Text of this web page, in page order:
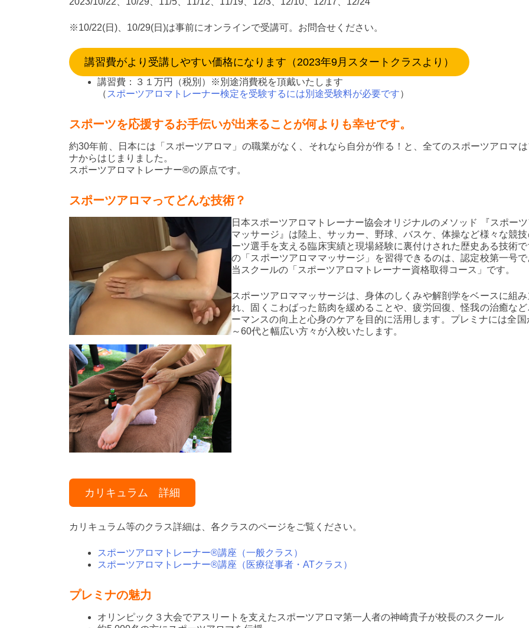
※10/22(日)、10/29(日)は事前にオンラインで受講可。お問合せください。
講習費がより受講しやすい価格になります（2023年9月スタートクラスより）
講習費：３１万円（税別）※別途消費税を頂戴いたします
（ スポーツアロマトレーナー検定を受験するには別途受験料が必要です）
スポーツを応援するお手伝いが出来ることが何よりも幸せです。
約30年前、日本には「スポーツアロマ」の職業がなく、それなら自分が作る！と、全てのスポーツアロマ
ナからはじまりました。
スポーツアロマトレーナー®の原点です。
スポーツアロマってどんな技術？
日本スポーツアロマトレーナー協会オリジナルのメソッド 『スポー
マッサージ』は陸上、サッカー、野球、バスケ、体操など様々な競
ーツ選手を支える臨床実績と現場経験に裏付けされた歴史ある技術
の「スポーツアロママッサージ」を習得できるのは、認定校第一号
当スクールの「スポーツアロマトレーナー資格取得コース」です。
スポーツアロママッサージは、身体のしくみや解剖学をベースに組
れ、固くこわばった筋肉を緩めることや、疲労回復、怪我の治癒な
ーマンスの向上と心身のケアを目的に活用します。プレミナには全国
～60代と幅広い方々が入校いたします。
カリキュラム 詳細
カリキュラム等のクラス詳細は、各クラスのページをご覧ください。
スポーツアロマトレーナー®講座（一般クラス）
スポーツアロマトレーナー®講座（医療従事者・ATクラス）
プレミナの魅力
オリンピック３大会でアスリートを支えたスポーツアロマ第一人者の神崎貴子が校長のスクール